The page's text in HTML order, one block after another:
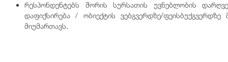
რესპონდენტებს შორის სურსათის უვნებლობის
დაფიქსირება / ობიექტის ვებგვერდზე/
მიუმართავს.